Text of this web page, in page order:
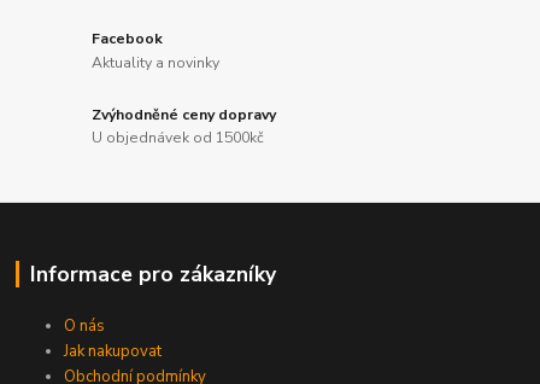
Facebook
Aktuality a novinky
Zvýhodněné ceny dopravy
U objednávek od 1500kč
Informace pro zákazníky
O nás
Jak nakupovat
Obchodní podmínky